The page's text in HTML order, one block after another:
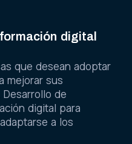
digital
que desean adoptar
mejorar sus
de
digital para
a los